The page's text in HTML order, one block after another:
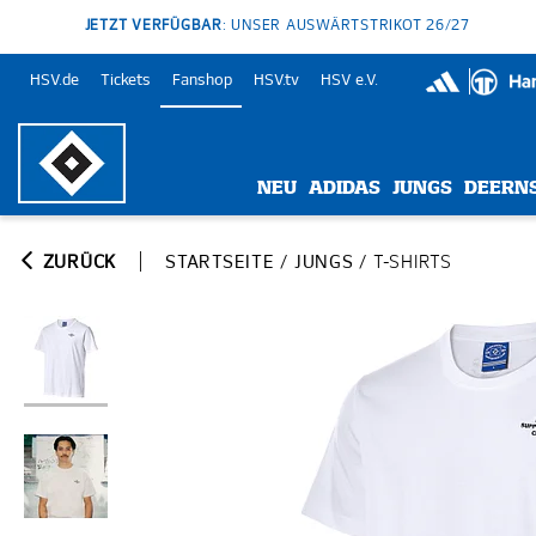
JETZT VERFÜGBAR: UNSER AUSWÄRTSTRIKOT 26/27
HSV.de Tickets Fanshop HSV.tv HSV e.V.
NEU ADIDAS JUNGS
ZURÜCK STARTSEITE / JUNGS / T-SHIRTS